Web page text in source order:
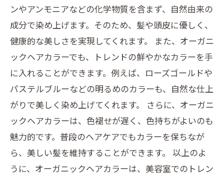
ンやアンモニアなどの化学物質を含まず、自然由来の
成分で染め上げます。そのため、髪や頭皮に優しく、
健康的な美しさを実現してくれます。 また、オーガニ
ックヘアカラーでも、トレンドの鮮やかなカラーを手
に入れることができます。例えば、ローズゴールドや
パステルブルーなどの明るめのカラーも、自然な仕上
がりで美しく染め上げてくれます。 さらに、オーガニ
ックヘアカラーは、色褪せが遅く、色持ちがよいのも
魅力的です。普段のヘアケアでもカラーを保ちなが
ら、美しい髪を維持することができます。 以上のよ
うに、オーガニックヘアカラーは、美容室でのトレン